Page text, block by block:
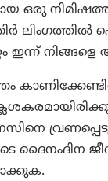
ഒരു
ലിംഗത്തില്‍
ഇന്ന് നിങ്ങളെ
ദൈനംദിന